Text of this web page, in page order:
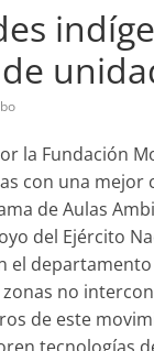
la Fundación
con una
de Aulas
del Ejército
el
no
de este